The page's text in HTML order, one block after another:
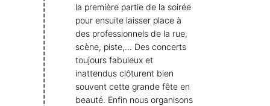
la première partie de la soirée
pour ensuite laisser place à
des professionnels de la rue,
scène, piste,… Des concerts
toujours fabuleux et
inattendus clôturent bien
souvent cette grande fête en
beauté. Enfin nous organisons